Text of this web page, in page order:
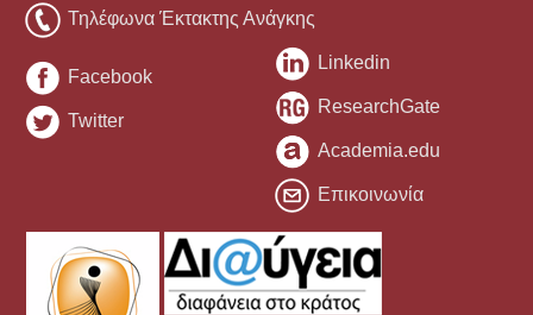
Τηλέφωνα Έκτακτης Ανάγκης
Facebook
Twitter
Linkedin
ResearchGate
Academia.edu
Επικοινωνία